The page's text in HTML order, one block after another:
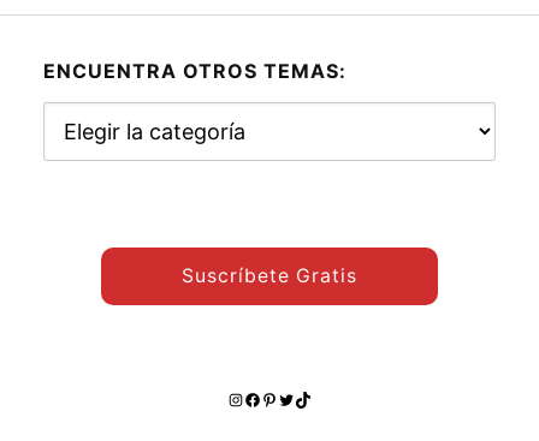
ENCUENTRA OTROS TEMAS:
otros
Suscríbete Gratis
Instagram
Facebook
Pinterest
Twitter
TikTok